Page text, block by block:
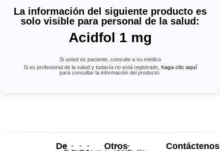
La información del siguiente producto es
solo visible para personal de la salud:
Acidfol 1 mg
Si usted es paciente, consulte a su médico
Si es profesional de la salud y todavía no está registrado, haga clic aquí
para consultar la información del producto.
De
-
-
-
-
Otros
-
-
Contáctenos